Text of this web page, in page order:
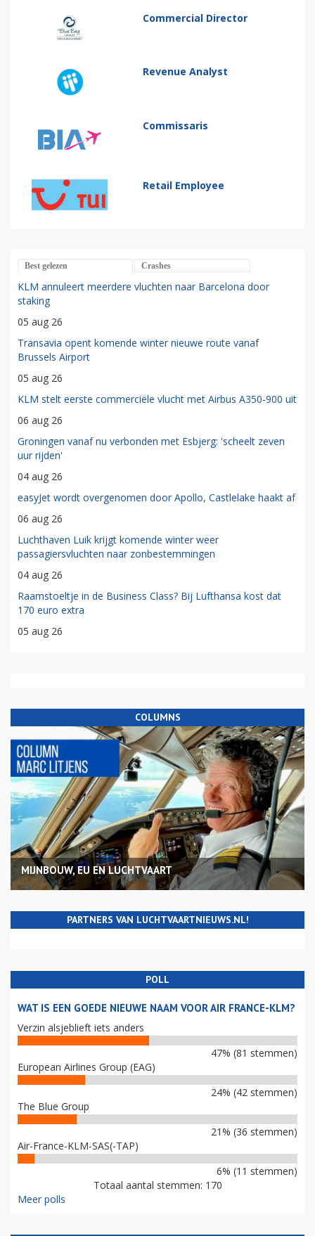
Commercial Director
Revenue Analyst
Commissaris
Retail Employee
Best gelezen Crashes
KLM annuleert meerdere vluchten naar Barcelona door
staking
05 aug 26
Transavia opent komende winter nieuwe route vanaf
Brussels Airport
05 aug 26
KLM stelt eerste commerciële vlucht met Airbus A350-900 uit
06 aug 26
Groningen vanaf nu verbonden met Esbjerg: 'scheelt zeven
uur rijden'
04 aug 26
easyJet wordt overgenomen door Apollo, Castlelake haakt af
06 aug 26
Luchthaven Luik krijgt komende winter weer
passagiersvluchten naar zonbestemmingen
04 aug 26
Raamstoeltje in de Business Class? Bij Lufthansa kost dat
170 euro extra
05 aug 26
COLUMNS
MIJNBOUW, EU EN LUCHTVAART
PARTNERS VAN LUCHTVAARTNIEUWS.NL!
POLL
WAT IS EEN GOEDE NIEUWE NAAM VOOR AIR FRANCE-KLM?
Verzin alsjeblieft iets anders
47% (81 stemmen)
European Airlines Group (EAG)
24% (42 stemmen)
The Blue Group
21% (36 stemmen)
Air-France-KLM-SAS(-TAP)
6% (11 stemmen)
Totaal aantal stemmen: 170
Meer polls